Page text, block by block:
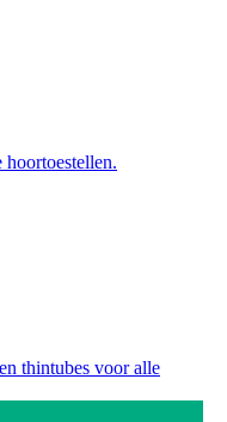
hoortoestellen.
thintubes voor alle